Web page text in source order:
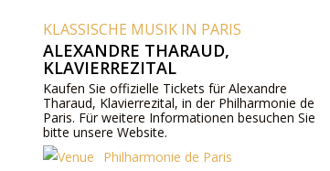
KLASSISCHE MUSIK IN PARIS
ALEXANDRE THARAUD,
KLAVIERREZITAL
Kaufen Sie offizielle Tickets für Alexandre
Tharaud, Klavierrezital, in der Philharmonie de
Paris. Für weitere Informationen besuchen Sie
bitte unsere Website.
Philharmonie de Paris